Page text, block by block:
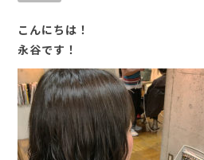
こんにちは！
永谷です！